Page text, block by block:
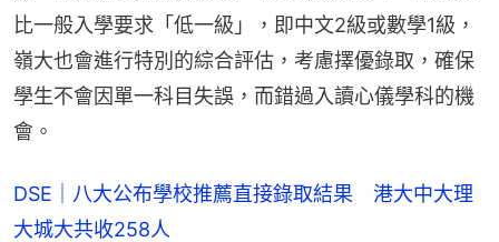
比一般入學要求「低一級」，即中文2級或數學1級，
嶺大也會進行特別的綜合評估，考慮擇優錄取，確保
學生不會因單一科目失誤，而錯過入讀心儀學科的機
會。
DSE｜八大公布學校推薦直接錄取結果 港大中大理
大城大共收258人